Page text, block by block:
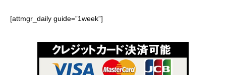
[attmgr_daily guide=”1week”]